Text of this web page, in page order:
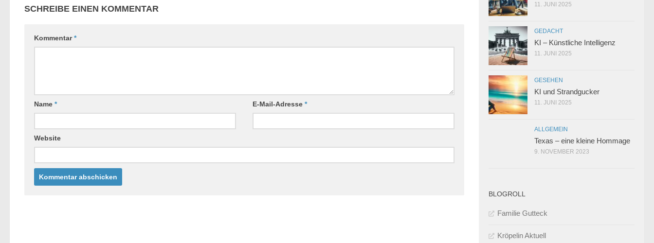
SCHREIBE EINEN KOMMENTAR
Kommentar*
Name * E-Mail-Adresse*
Website
11. JUNI 2025
GEDACHT
KI – Künstliche Intelligenz
11. JUNI 2025
GESEHEN
KI und Strandgucker
11. JUNI 2025
ALLGEMEIN
Texas – eine kleine Hommage
9. NOVEMBER 2023
BLOGROLL
Familie Gutteck
Kröpelin Aktuell